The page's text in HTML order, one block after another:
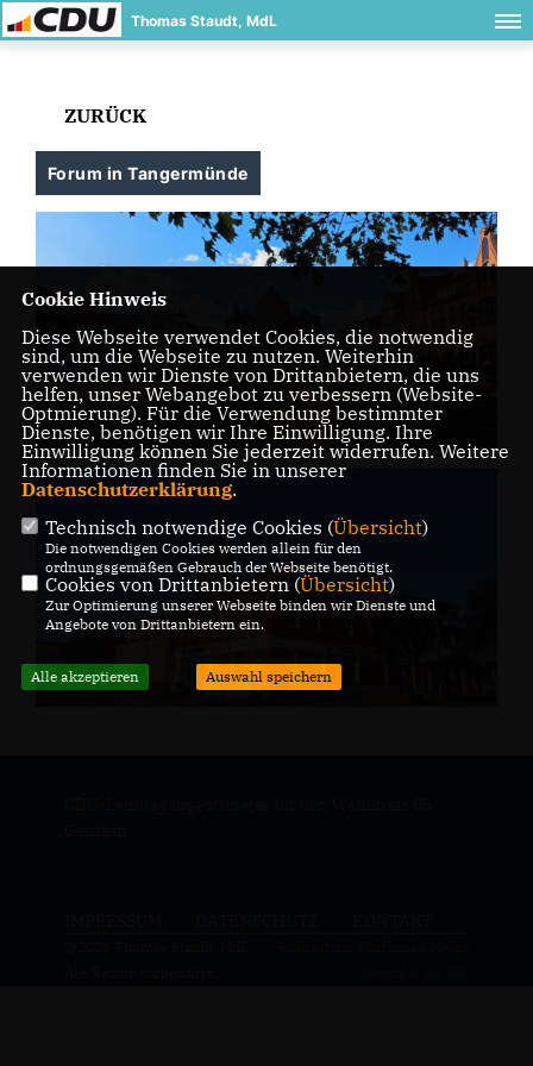
Thomas Staudt, MdL
ZURÜCK
Forum in Tangermünde
Cookie Hinweis
Diese Webseite verwendet Cookies, die notwendig
sind, um die Webseite zu nutzen. Weiterhin
verwenden wir Dienste von Drittanbietern, die uns
helfen, unser Webangebot zu verbessern (Website-
Optmierung). Für die Verwendung bestimmter
Dienste, benötigen wir Ihre Einwilligung. Ihre
Einwilligung können Sie jederzeit widerrufen. Weitere
Informationen finden Sie in unserer
Datenschutzerklärung.
Technisch notwendige Cookies (Übersicht)
Die notwendigen Cookies werden allein für den
ordnungsgemäßen Gebrauch der Webseite benötigt.
Cookies von Drittanbietern (Übersicht)
Zur Optimierung unserer Webseite binden wir Dienste und
Angebote von Drittanbietern ein.
Alle akzeptieren Auswahl speichern